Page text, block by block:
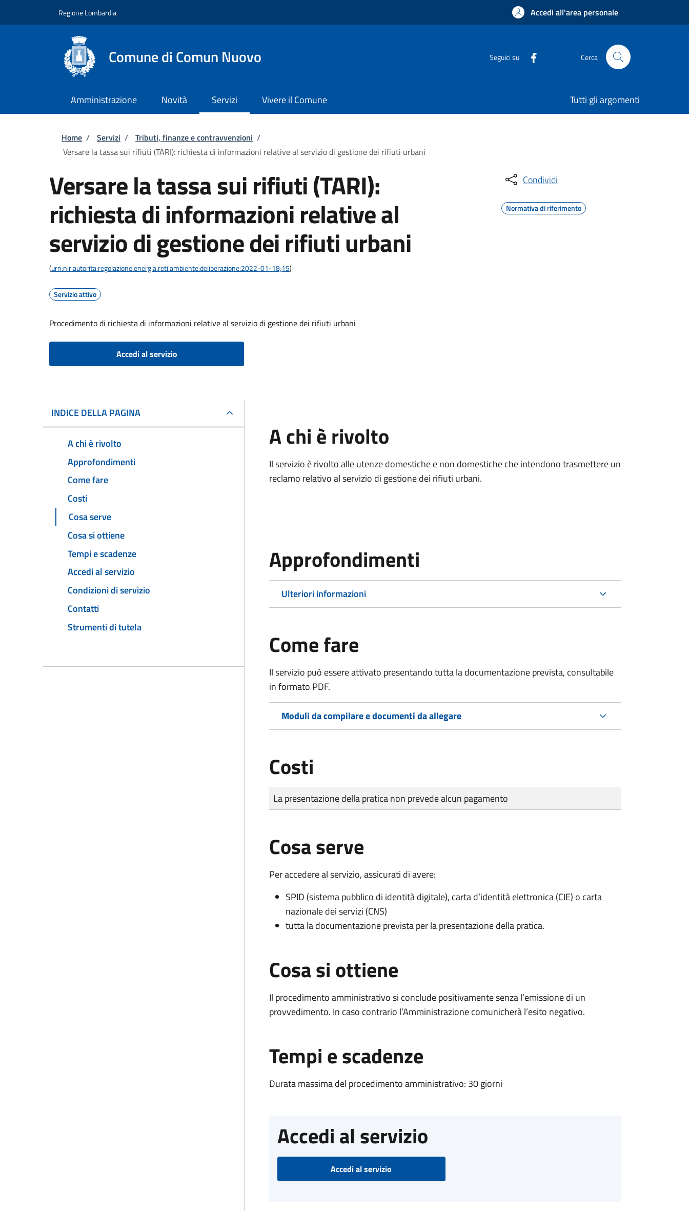
Regione Lombardia Accedi all'area personale
Comune di Comun Nuovo Seguici su Cerca
Amministrazione Novità Servizi Vivere il Comune Tutti gli argomenti
Briciole di pane
Home / Servizi / Tributi, finanze e contravvenzioni /
Versare la tassa sui rifiuti (TARI): richiesta di informazioni relative al servizio di gestione dei rifiuti urbani
Versare la tassa sui rifiuti (TARI):
richiesta di informazioni relative al
servizio di gestione dei rifiuti urbani
(urn:nir:autorita.regolazione.energia.reti.ambiente:deliberazione:2022-01-18;15)
Servizio attivo
Procedimento di richiesta di informazioni relative al servizio di gestione dei rifiuti urbani
Accedi al servizio
Condividi
Normativa di riferimento
INDICE DELLA PAGINA
A chi è rivolto
Approfondimenti
Come fare
Costi
Cosa serve
Cosa si ottiene
Tempi e scadenze
Accedi al servizio
Condizioni di servizio
Contatti
Strumenti di tutela
A chi è rivolto
Il servizio è rivolto alle utenze domestiche e non domestiche che intendono trasmettere un
reclamo relativo al servizio di gestione dei rifiuti urbani.
Approfondimenti
Ulteriori informazioni
Come fare
Il servizio può essere attivato presentando tutta la documentazione prevista, consultabile
in formato PDF.
Moduli da compilare e documenti da allegare
Costi
Tipo di pagamento
Importo
La presentazione della pratica non prevede alcun pagamento
Cosa serve
Per accedere al servizio, assicurati di avere:
SPID (sistema pubblico di identità digitale), carta d’identità elettronica (CIE) o carta
nazionale dei servizi (CNS)
tutta la documentazione prevista per la presentazione della pratica.
Cosa si ottiene
Il procedimento amministrativo si conclude positivamente senza l’emissione di un
provvedimento. In caso contrario l’Amministrazione comunicherà l’esito negativo.
Tempi e scadenze
Durata massima del procedimento amministrativo: 30 giorni
Accedi al servizio
Accedi al servizio